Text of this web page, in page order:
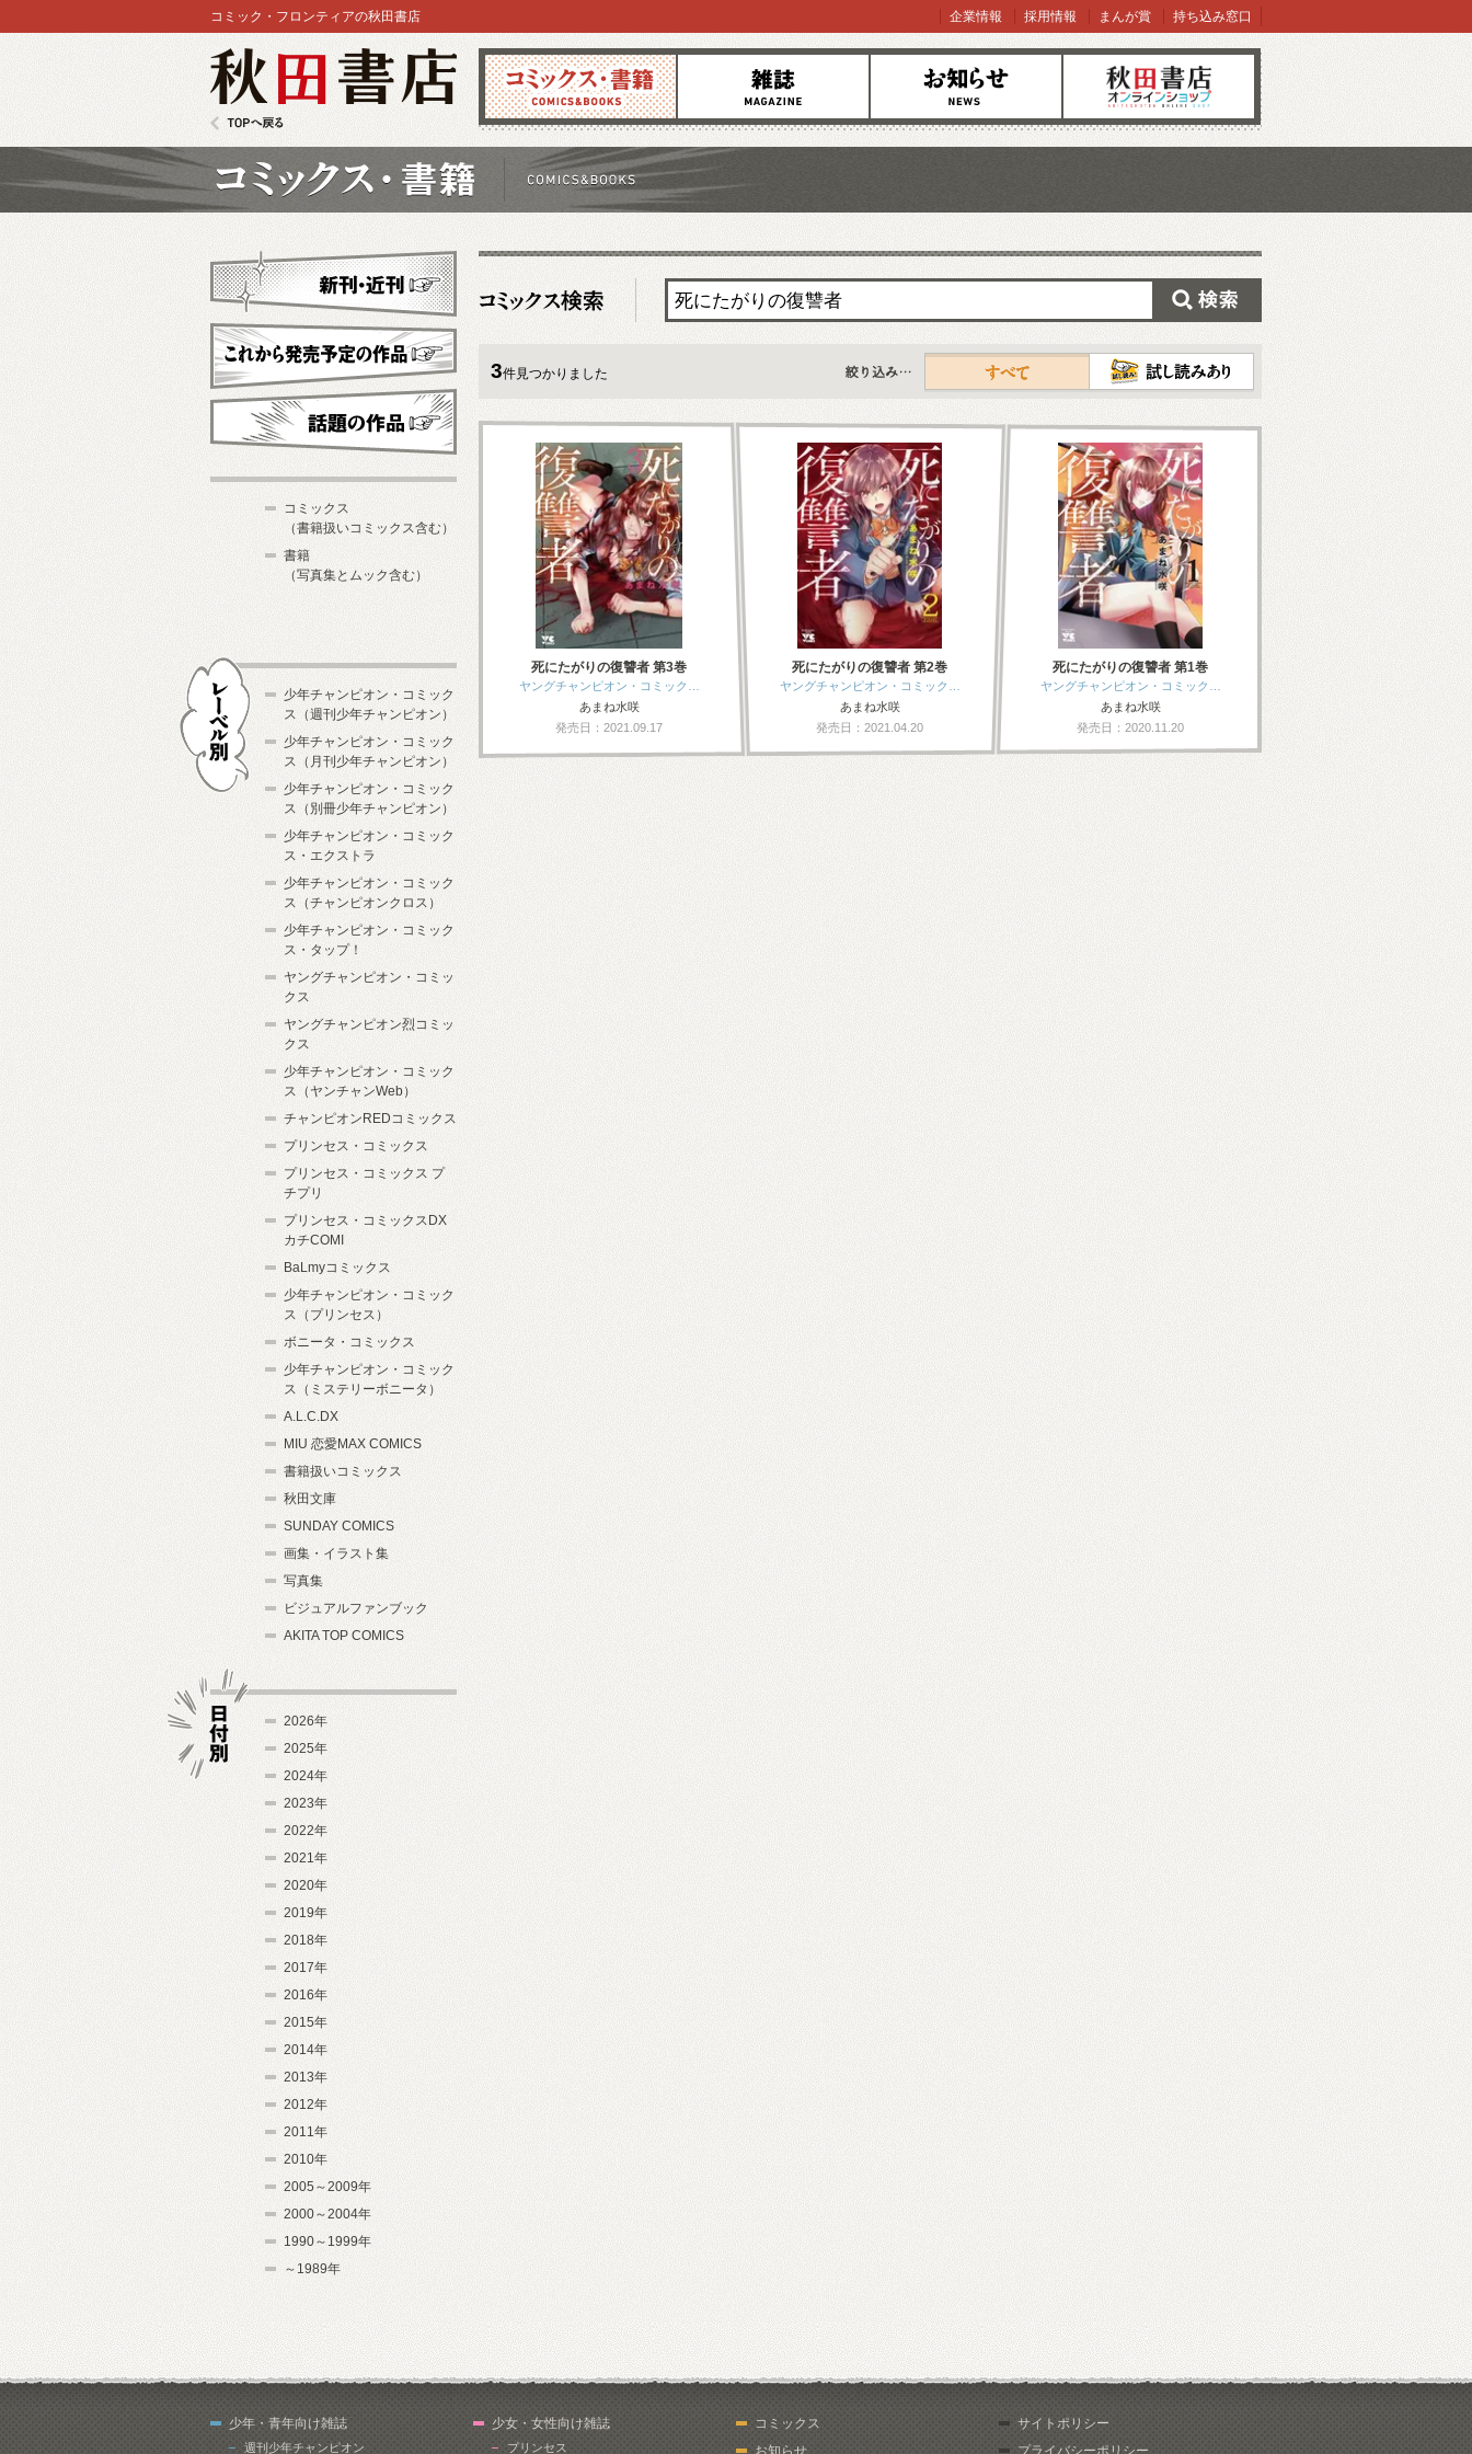
コミックス 雑誌 お知らせ オンラインショップ
コミック・フロンティアの秋田書店 企業情報 採用情報 まんが賞 持ち込み窓口
3件見つかりました
すべて
死にたがりの復讐者 第3巻
ヤングチャンピオン・コミック…
あまね水咲
発売日：2021.09.17
死にたがりの復讐者 第2巻
ヤングチャンピオン・コミック…
あまね水咲
発売日：2021.04.20
死にたがりの復讐者 第1巻
ヤングチャンピオン・コミック…
あまね水咲
発売日：2020.11.20
新刊・近刊
これから発売予定
コミックス
（書籍扱いコミックス含む）
書籍
（写真集とムック含む）
少年チャンピオン・コミック
ス（週刊少年チャンピオン）
少年チャンピオン・コミック
ス（月刊少年チャンピオン）
少年チャンピオン・コミック
ス（別冊少年チャンピオン）
少年チャンピオン・コミック
ス・エクストラ
少年チャンピオン・コミック
ス（チャンピオンクロス）
少年チャンピオン・コミック
ス・タップ！
ヤングチャンピオン・コミッ
クス
ヤングチャンピオン烈コミッ
クス
少年チャンピオン・コミック
ス（ヤンチャンWeb）
チャンピオンREDコミックス
プリンセス・コミックス
プリンセス・コミックス プ
チプリ
プリンセス・コミックスDX
カチCOMI
BaLmyコミックス
少年チャンピオン・コミック
ス（プリンセス）
ボニータ・コミックス
少年チャンピオン・コミック
ス（ミステリーボニータ）
A.L.C.DX
MIU 恋愛MAX COMICS
書籍扱いコミックス
秋田文庫
SUNDAY COMICS
画集・イラスト集
写真集
ビジュアルファンブック
AKITA TOP COMICS
2026年
2025年
2024年
2023年
2022年
2021年
2020年
2019年
2018年
2017年
2016年
2015年
2014年
2013年
2012年
2011年
2010年
2005～2009年
2000～2004年
1990～1999年
～1989年
少年・青年向け雑誌
週刊少年チャンピオン
少女・女性向け雑誌
プリンセス
コミックス
お知らせ
サイトポリシー
プライバシーポリシー